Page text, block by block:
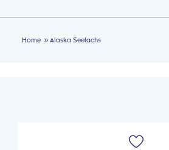
Home » Alaska Seelachs